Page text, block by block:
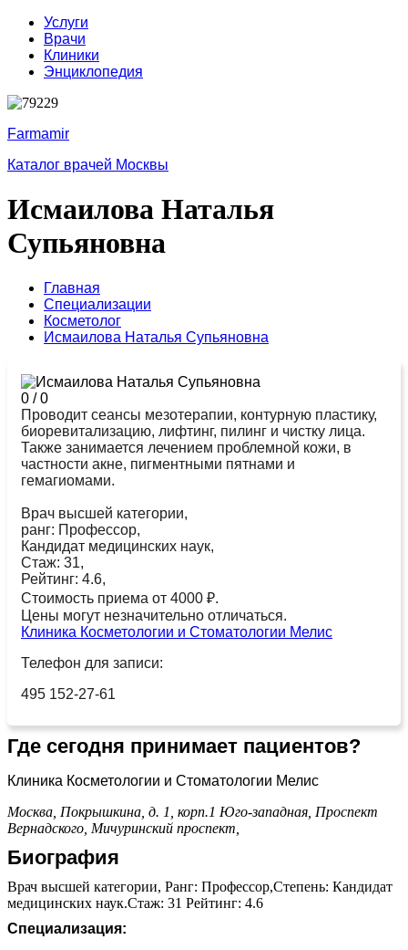
Услуги
Врачи
Клиники
Энциклопедия
Farmamir
Каталог врачей Москвы
Исмаилова Наталья
Супьяновна
Главная
Специализации
Косметолог
Исмаилова Наталья Супьяновна
0 /0
Проводит сеансы мезотерапии, контурную пластику,
биоревитализацию, лифтинг, пилинг и чистку лица.
Также занимается лечением проблемной кожи, в
частности акне, пигментными пятнами и
гемагиомами.
Врач высшей категории,
ранг: Профессор,
Кандидат медицинских наук,
Стаж: 31,
Рейтинг: 4.6,
Стоимость приема от 4000 ₽.
Цены могут незначительно отличаться.
Клиника Косметологии и Стоматологии Мелис
Телефон для записи:
495 152-27-61
Где сегодня принимает пациентов?
Клиника Косметологии и Стоматологии Мелис
Москва, Покрышкина, д. 1, корп.1 Юго-западная, Проспект
Вернадского, Мичуринский проспект,
Биография
Врач высшей категории, Ранг: Профессор,Степень: Кандидат
медицинских наук.Стаж: 31 Рейтинг: 4.6
Специализация: